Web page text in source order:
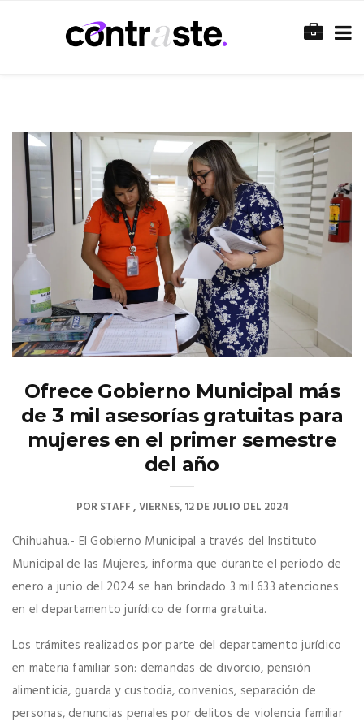
Ofrece Gobierno Municipal más
de 3 mil asesorías gratuitas para
mujeres en el primer semestre
del año
PORSTAFF VIERNES, 12 DE JULIO DEL 2024
Chihuahua.- El Gobierno Municipal a través del Instituto
Municipal de las Mujeres, informa que durante el periodo de
enero a junio del 2024 se han brindado 3 mil 633 atenciones
en el departamento jurídico de forma gratuita.
Los trámites realizados por parte del departamento jurídico
en materia familiar son: demandas de divorcio, pensión
alimenticia, guarda y custodia, convenios, separación de
personas, denuncias penales por delitos de violencia familiar